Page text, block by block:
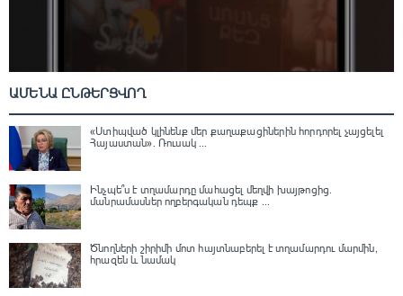
ԱՄԵՆԱ ԸՆԹԵՐՑՎՈՂ
«Ստիպված կլինենք մեր քաղաքացիներին հորդորել չայցելել
Հայաստան»․ Ռուսակ ...
Ինչպե՞ս է տղամարդը մահացել մեղվի խայթոցից.
մանրամասներ ողբերգական դեպք ...
Ծնողների շիրիմի մոտ հայտնաբերել է տղամարդու մարմին,
հրազեն և նամակ